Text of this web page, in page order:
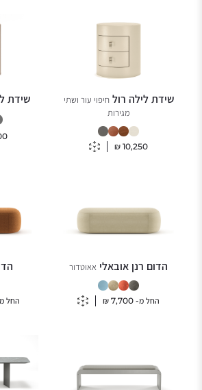
שידת לילה רולחיפוי עור ושתי
מגירות
10,250
₪
שידת
הדום רנן אובאלי אאוטדור
החל מ- 7,700
₪ החל